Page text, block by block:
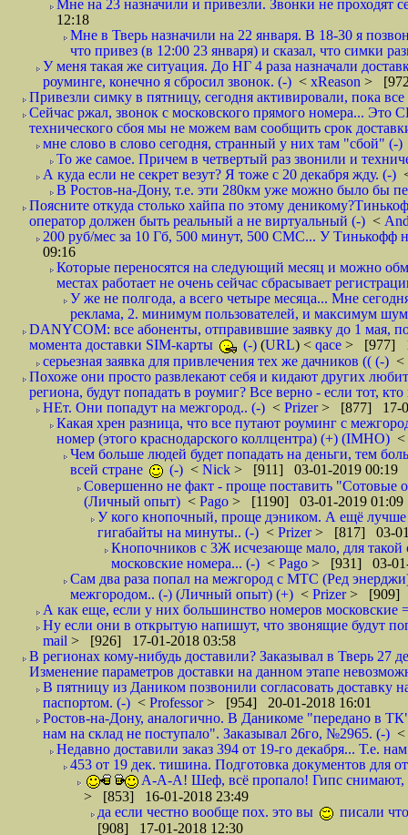
Мне на 23 назначили и привезли. Звонки не
12:18
Мне в Тверь назначили на 22 января. В 18-30 я
что привез (в 12:00 23 января) и сказал, что симки
У меня такая же ситуация. До НГ 4 раза назначали
роуминге, конечно я сбросил звонок. (-) < xReason >
Привезли симку в пятницу, сегодня активировали, пока
Сейчас ржал, звонок с московского прямого номера... Это
технического сбоя мы не можем вам сообщить срок
мне слово в слово сегодня, странный у них там "сбой" (-)
То же самое. Причем в четвертый раз звонили и
А куда если не секрет везут? Я тоже с 20 декабря жду. (-)
В Ростов-на-Дону, т.е. эти 280км уже можно было бы
Поясните откуда столько хайпа по этому
оператор должен быть реальный а не виртуальный (-) <
200 руб/мес за 10 Гб, 500 минут, 500 СМС... У Тинькофф
09:16
Которые переносятся на следующий месяц и можно
местах работает не очень сейчас сбрасывает
У же не полгода, а всего четыре месяца... Мне
реклама, 2. минимум пользователей, и максимум
DANYCOM: все абоненты, отправившие заявку до 1 мая,
момента доставки SIM-карты
(-) (URL) < qace > [977]
серьезная заявка для привлечения тех же дачников (( (-) <
Похоже они просто развлекают себя и кидают других
региона, будут попадать в роумиг? Все верно - если тот,
НЕт. Они попадут на межгород.. (-) < Prizer> [877] 17-
Какая хрен разница, что все путают роуминг с
номер (этого краснодарского коллцентра) (+) (IMHO) <
Чем больше людей будет попадать на деньги, тем
всей стране
(-) < Nick > [911] 03-01-2019 00:19
Совершенно не факт - проще поставить "Сотовые
(Личный опыт) < Pago > [1190] 03-01-2019 01:09
У кого кнопочный, проще дэником. А ещё лучше
гигабайты на минуты.. (-) < Prizer> [817] 03-
Кнопочников с 3Ж исчезающе мало, для такой
московские номера... (-) < Pago > [931] 03-01-
Сам два раза попал на межгород с МТС (Ред
межгородом.. (-) (Личный опыт) (+) < Prizer> [909]
А как еще, если у них большинство номеров московские
Ну если они в открытую напишут, что звонящие будут
mail > [926] 17-01-2018 03:58
В регионах кому-нибудь доставили? Заказывал в Тверь 27
Изменение параметров доставки на данном этапе
В пятницу из Даником позвонили согласовать доставку
паспортом. (-) < Professor> [954] 20-01-2018 16:01
Ростов-на-Дону, аналогично. В Даникоме "передано в
нам на склад не поступало". Заказывал 26го, №2965. (-) <
Недавно доставили заказ 394 от 19-го декабря... Т.е.
453 от 19 дек. тишина. Подготовка документов для
А-А-А! Шеф, всё пропало! Гипс снимают,
> [853] 16-01-2018 23:49
да если честно вообще пох. это вы
писали
[908] 17-01-2018 12:30